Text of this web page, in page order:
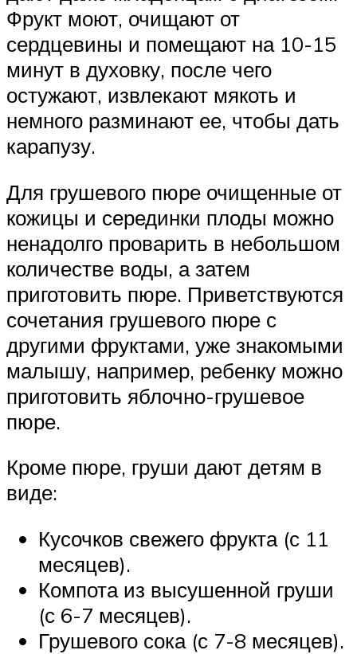
Фрукт моют, очищают от
сердцевины и помещают на 10-15
минут в духовку, после чего
остужают, извлекают мякоть и
немного разминают ее, чтобы дать
карапузу.
Для грушевого пюре очищенные от
кожицы и серединки плоды можно
ненадолго проварить в небольшом
количестве воды, а затем
приготовить пюре. Приветствуются
сочетания грушевого пюре с
другими фруктами, уже знакомыми
малышу, например, ребенку можно
приготовить яблочно-грушевое
пюре.
Кроме пюре, груши дают детям в
виде:
Кусочков свежего фрукта (с 11
месяцев).
Компота из высушенной груши
(с 6-7 месяцев).
Грушевого сока (с 7-8 месяцев).